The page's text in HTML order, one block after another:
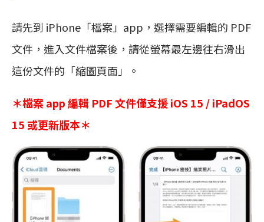
請先到 iPhone「檔案」app，選擇需要編輯的 PDF
文件，進入文件檔案後，請從螢幕最左邊往右滑出
這份文件的「縮圖頁面」。
＊檔案 app 編輯 PDF 文件僅支援 iOS 15 / iPadOS
15 或更新版本＊